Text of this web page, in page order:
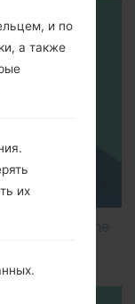
Smartphone
и по
а также
их